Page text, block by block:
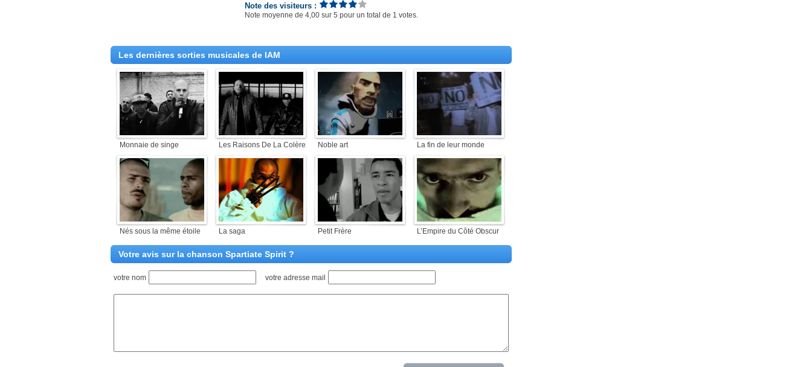
Note des visiteurs :
Note moyenne de 4,00 sur 5 pour un total de 1 votes.
Les dernières sorties musicales de IAM
Monnaie de singe Les Raisons De La Colère Noble art La fin de leur monde
Nés sous la même étoile La saga Petit Frère L’Empire du Côté Obscur
Votre avis sur la chanson Spartiate Spirit ?
votre nom votre adresse mail